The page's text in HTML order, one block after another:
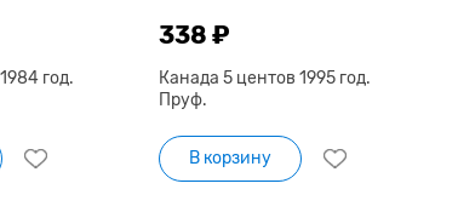
год.
338 ₽
Канада 5 центов 1995 год.
Пруф.
В корзину